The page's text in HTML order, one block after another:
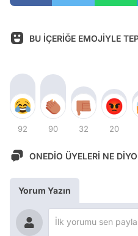
BU İÇERİĞE EMOJİYLE
92 90 32 20
ONEDİO ÜYELERİ NE
Yorum Yazın